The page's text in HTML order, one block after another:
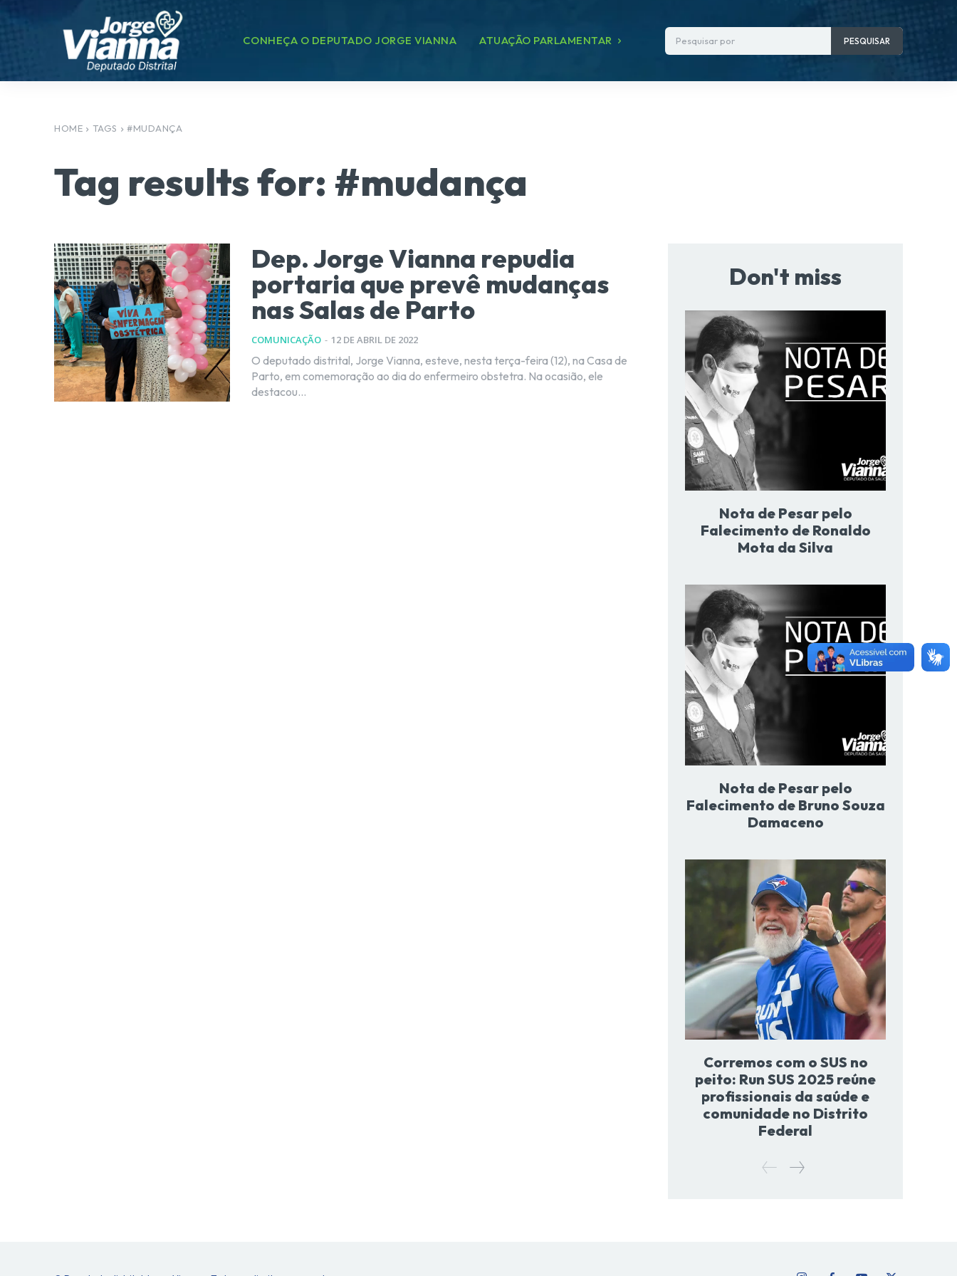
CONHEÇA O DEPUTADO JORGE VIANNA ATUAÇÃO PARLAMENTAR Pesquisar por PESQUISAR
HOME TAGS #MUDANÇA
Tag results for: #mudança
Dep. Jorge Vianna repudia
portaria que prevê mudanças
nas Salas de Parto
COMUNICAÇÃO - 12 DE ABRIL DE 2022
O deputado distrital, Jorge Vianna, esteve, nesta terça-feira (12), na Casa de
Parto, em comemoração ao dia do enfermeiro obstetra. Na ocasião, ele
destacou...
Don't miss
Nota de Pesar pelo
Falecimento de Ronaldo
Mota da Silva
Nota de Pesar pelo
Falecimento de Bruno Souza
Damaceno
Corremos com o SUS no
peito: Run SUS 2025 reúne
profissionais da saúde e
comunidade no Distrito
Federal